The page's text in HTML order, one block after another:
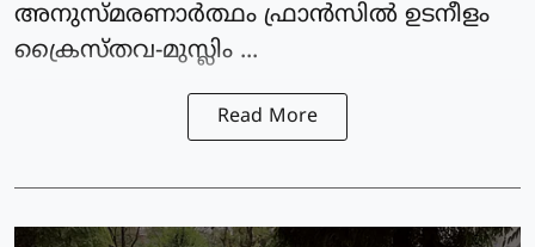
അനുസ്മരണാര്‍ത്ഥം ഫ്രാന്‍സില്‍ ഉടനീളം
ക്രൈസ്തവ-മുസ്ലിം ...
Read More